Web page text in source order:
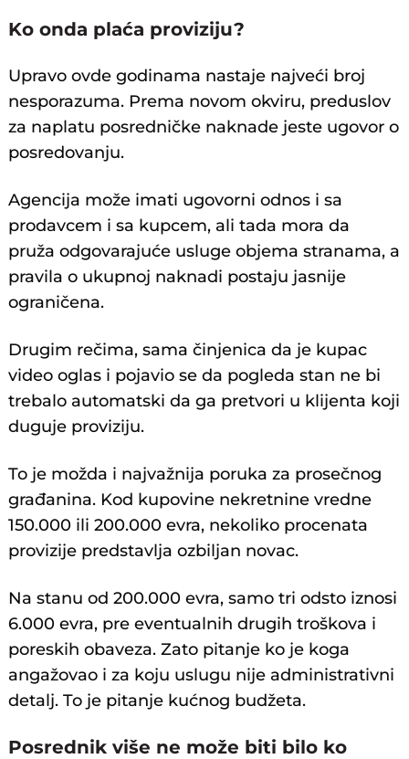
Ko onda plaća proviziju?
Upravo ovde godinama nastaje najveći broj
nesporazuma. Prema novom okviru, preduslov
za naplatu posredničke naknade jeste ugovor o
posredovanju.
Agencija može imati ugovorni odnos i sa
prodavcem i sa kupcem, ali tada mora da
pruža odgovarajuće usluge objema stranama, a
pravila o ukupnoj naknadi postaju jasnije
ograničena.
Drugim rečima, sama činjenica da je kupac
video oglas i pojavio se da pogleda stan ne bi
trebalo automatski da ga pretvori u klijenta koji
duguje proviziju.
To je možda i najvažnija poruka za prosečnog
građanina. Kod kupovine nekretnine vredne
150.000 ili 200.000 evra, nekoliko procenata
provizije predstavlja ozbiljan novac.
Na stanu od 200.000 evra, samo tri odsto iznosi
6.000 evra, pre eventualnih drugih troškova i
poreskih obaveza. Zato pitanje ko je koga
angažovao i za koju uslugu nije administrativni
detalj. To je pitanje kućnog budžeta.
Posrednik više ne može biti bilo ko